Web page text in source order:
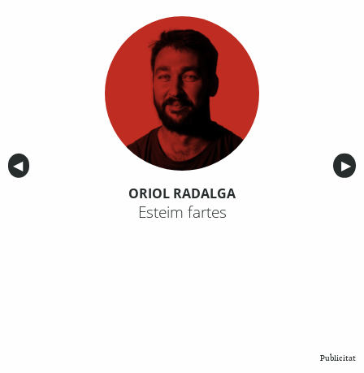
Anterior
◀︎ ▶︎
ORIOL RADALGA
Esteim fartes
Publicitat